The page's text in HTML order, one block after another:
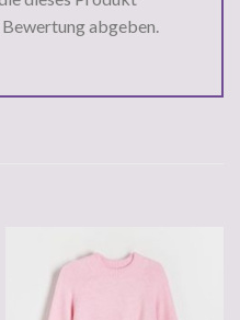
abgeben.